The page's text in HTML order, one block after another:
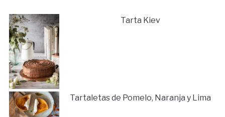
Tarta Kiev
Tartaletas de Pomelo, Naranja y Lima